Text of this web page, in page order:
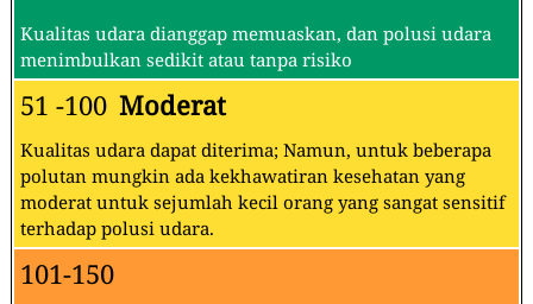
Kualitas udara dianggap memuaskan, dan polusi udara
menimbulkan sedikit atau tanpa risiko
51 -100 Moderat
Kualitas udara dapat diterima; Namun, untuk beberapa
polutan mungkin ada kekhawatiran kesehatan yang
moderat untuk sejumlah kecil orang yang sangat sensitif
terhadap polusi udara.
101-150